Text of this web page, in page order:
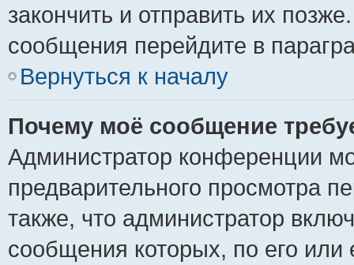
закончить и отправить их
сообщения перейдите в
Вернуться к началу
Почему моё сообщение
Администратор конференции
предварительного просмотра
также, что администратор
сообщения которых, по его